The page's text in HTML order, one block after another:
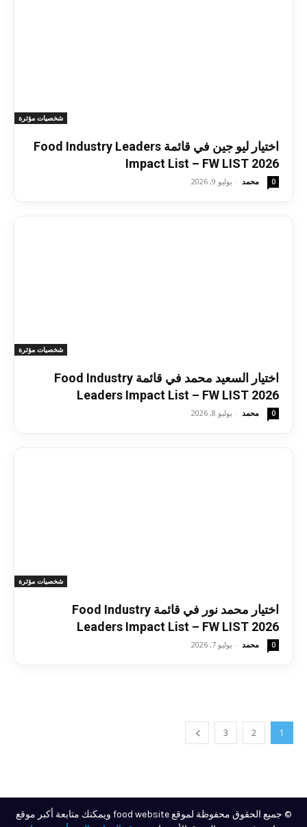
شخصيات مؤثرة
اختيار ليو جين في قائمة Food Industry Leaders
Impact List – FW LIST 2026
محمد - يوليو 9, 2026 0
شخصيات مؤثرة
اختيار السعيد محمد في قائمة Food Industry
Leaders Impact List – FW LIST 2026
محمد - يوليو 8, 2026 0
شخصيات مؤثرة
اختيار محمد نور في قائمة Food Industry
Leaders Impact List – FW LIST 2026
محمد - يوليو 7, 2026 0
1
2
3
© جميع الحقوق محفوظة لموقع food website ويمكنك متابعة أكبر موقع